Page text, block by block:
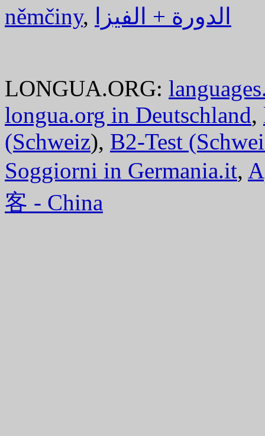
němčiny, الدورة + الفيزا
LONGUA.ORG:
longua.org in Deutschland,
(Schweiz), B2-Test
Soggiorni in Germania.it,
客 - China